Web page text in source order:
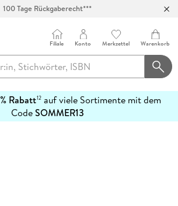
100 Tage Rückgaberecht***
Filiale Konto Merkzettel Warenkorb
Rabatt12auf viele Sortimente mit dem
CodeSOMMER13